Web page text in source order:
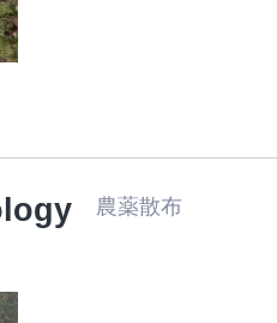
農薬散布